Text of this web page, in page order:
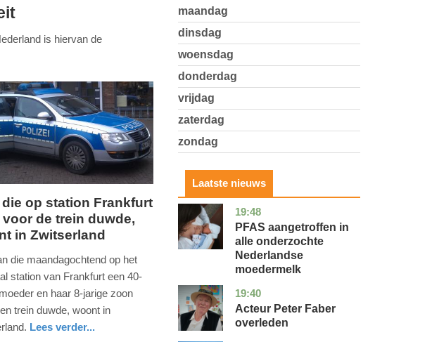
is hiervan de
die op station Frankfurt
voor de trein duwde,
in Zwitserland
die maandagochtend op het
station van Frankfurt een 40-
en haar 8-jarige zoon
trein duwde, woont in
Lees verder...
maandag
dinsdag
woensdag
donderdag
vrijdag
zaterdag
zondag
Laatste nieuws
19:48
utrecht
gezondheid
PFAS aangetroffen in
alle onderzochte
Nederlandse
moedermelk
19:40
noord-
holland
glossy
Acteur Peter Faber
overleden